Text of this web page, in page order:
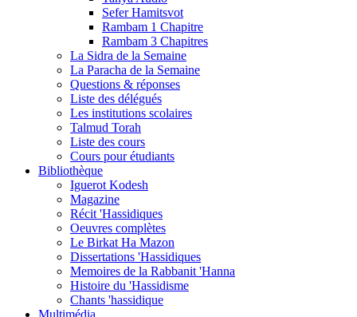
Sefer Hamitsvot
Rambam 1 Chapitre
Rambam 3 Chapitres
La Sidra de la Semaine
La Paracha de la Semaine
Questions & réponses
Liste des délégués
Les institutions scolaires
Talmud Torah
Liste des cours
Cours pour étudiants
Bibliothèque
Iguerot Kodesh
Magazine
Récit 'Hassidiques
Oeuvres complètes
Le Birkat Ha Mazon
Dissertations 'Hassidiques
Memoires de la Rabbanit 'Hanna
Histoire du 'Hassidisme
Chants 'hassidique
Multimédia